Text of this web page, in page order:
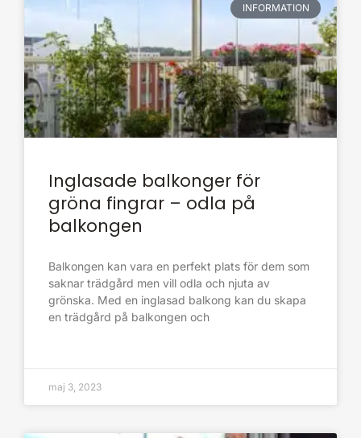
INFORMATION
Inglasade balkonger för
gröna fingrar – odla på
balkongen
Balkongen kan vara en perfekt plats för dem som
saknar trädgård men vill odla och njuta av
grönska. Med en inglasad balkong kan du skapa
en trädgård på balkongen och
maj 3, 2023